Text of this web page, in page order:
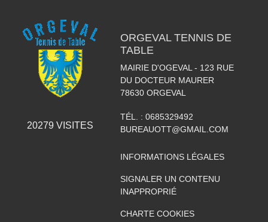
20279 VISITES
ORGEVAL TENNIS DE
TABLE
MAIRIE D'OGEVAL - 123 RUE
DU DOCTEUR MAURER
78630 ORGEVAL
TÉL. : 0685329492
BUREAUOTT@GMAIL.COM
INFORMATIONS LÉGALES
SIGNALER UN CONTENU
INAPPROPRIÉ
CHARTE COOKIES